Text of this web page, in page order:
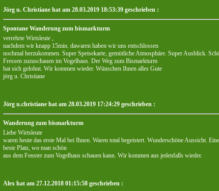
Jörg u. Christiane hat am 28.03.2019 18:53:39 geschrieben :
Spontane Wanderung zum bismarkturm
verrehrte Wirtsleute ,
nachdem wir knapp 15min. dawaren haben wir uns entschlossen
nochmal herzukommen. Super Speisekarte, gemütliche Atmosphäre. Super Ausblick.
Fressen zuzuschauen im Vogelhaus. Der Weg zum Bismarkturm
hat sich gelohnt. Wir kommen wieder. Wünschen Ihnen alles Gute
jörg u. Christiane
Jörg u.christiane hat am 28.03.2019 17:24:29 geschrieben :
Wanderung zum bismarkturm
Liebe Wirtsleute
waren heute das erste Mal bei Ihnen. Waren total begeistert. Wunderschöne Aussicht.
beste Platz, wo man schön
aus dem Fenster zum Vogelhaus schauen kann. Wir kommen aus jedenfalls wieder.
Alex hat am 27.12.2018 01:15:58 geschrieben :